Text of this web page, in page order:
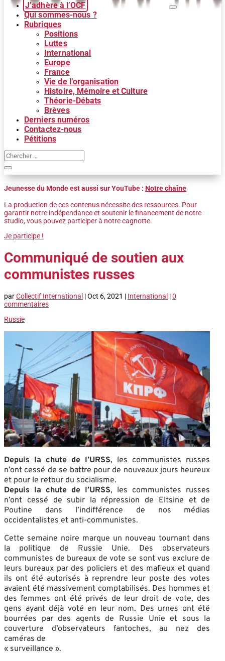
J’adhère à l’OCF
Qui sommes-nous ?
Rubriques
Positions
Luttes
International
Europe
France
Vie de l’organisation
Histoire, Mémoire et Culture
Théorie-Débats
Brèves
Derniers numéros
Contactez-nous
Pétitions
Jeunesse du Monde est aussi sur YouTube : Notre chaîne
La production de ces contenus nécessite des ressources. Pour
garantir notre indépendance et soutenir le financement de notre
studio, vous pouvez participer à notre cagnotte.
Je participe !
Communiqué de soutien aux
communistes russes
parCollectif International |Oct 6, 2021 | International |0
commentaires
Russie
Depuis la chute de l’URSS, les communistes russes
n’ont cessé de se battre pour de nouveaux jours heureux
et pour le retour du socialisme.
Depuis la chute de l’URSS, les communistes russes
n’ont cessé de subir la répression de Eltsine et de
Poutine dans l’indifférence de nos médias
occidentalistes et anti-communistes.
Cette semaine noire marque un nouveau tournant dans
la politique de Russie Unie. Des observateurs
communistes de bureaux de vote se sont vus exclure de
leurs bureaux par des policiers et des mafieux et quand
ils ont été autorisés à reprendre leur poste des votes
avaient été massivement comptabilisés. Des hommes et
des femmes ont été privés de leur droit de vote, des
gens ayant déjà voté en leur nom. Des urnes ont été
bourrées par des agents de Russie Unie et sous la
couverture d’observateurs fantoches, au nez des
caméras de
« surveillance ».